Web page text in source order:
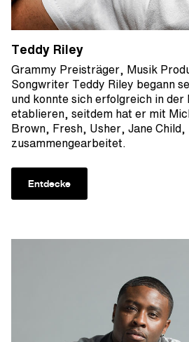
Teddy Riley
Grammy Preisträger, Musik
Songwriter Teddy Riley begann
und konnte sich erfolgreich in
etablieren, seitdem hat er mit
Brown, Fresh, Usher, Jane Child,
zusammengearbeitet.
Entdecke